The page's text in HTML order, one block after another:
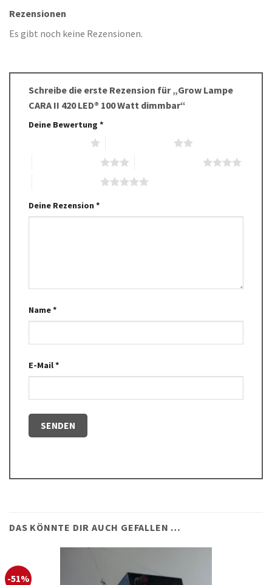
Rezensionen
Es gibt noch keine Rezensionen.
Schreibe die erste Rezension für „Grow Lampe
CARA II 420 LED® 100 Watt dimmbar“
Deine Bewertung *
Deine Rezension*
Name*
E-Mail*
DAS KÖNNTE DIR AUCH GEFALLEN …
-51%